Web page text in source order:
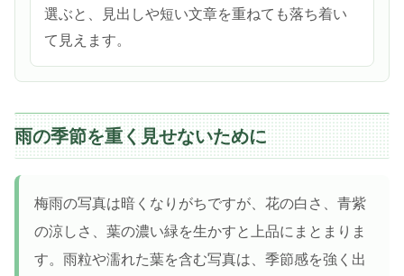
選ぶと、見出しや短い文章を重ねても落ち着い
て見えます。
雨の季節を重く見せないために
梅雨の写真は暗くなりがちですが、花の白さ、青紫
の涼しさ、葉の濃い緑を生かすと上品にまとまりま
す。雨粒や濡れた葉を含む写真は、季節感を強く出